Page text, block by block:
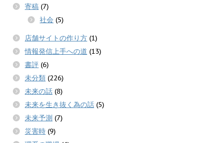
寄稿 (7)
社会 (5)
店舗サイトの作り方 (1)
情報発信上手への道 (13)
書評 (6)
未分類 (226)
未来の話 (8)
未来を生き抜く為の話 (5)
未来予測 (7)
災害時 (9)